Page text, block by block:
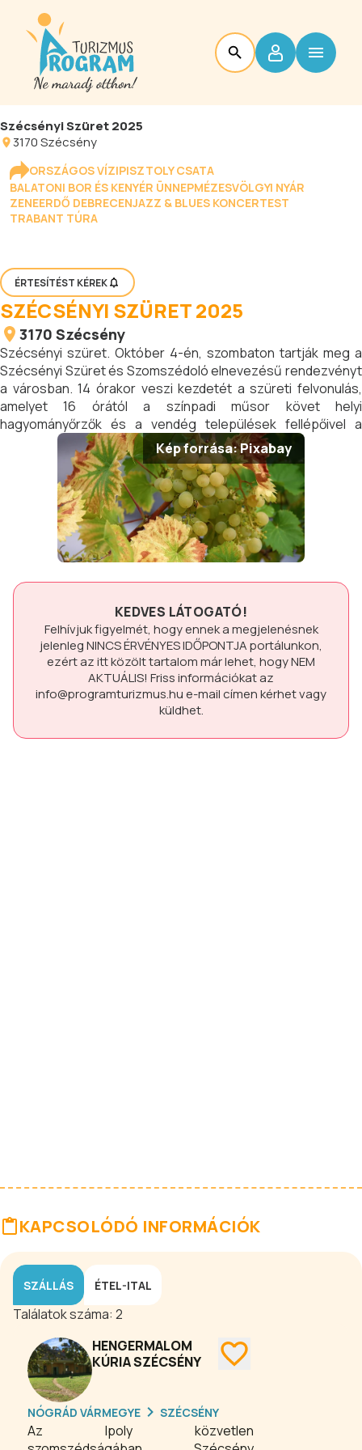
Szécsényi Szüret 2025
3170Szécsény
ORSZÁGOS VÍZIPISZTOLY CSATA
BALATONI BOR ÉS KENYÉR ÜNNEPMÉZESVÖLGYI NYÁR
ZENEERDŐ DEBRECENJAZZ & BLUES KONCERTEST
TRABANT TÚRA
ÉRTESÍTÉST KÉREK
SZÉCSÉNYI SZÜRET 2025
3170 Szécsény
Szécsényi szüret. Október 4-én, szombaton tartják meg a
Szécsényi Szüret és Szomszédoló elnevezésű rendezvényt
a városban. 14 órakor veszi kezdetét a szüreti felvonulás,
amelyet 16 órától a színpadi műsor követ helyi
hagyományőrzők és a vendég települések fellépőivel a
Sétálóutcában. Ezután 18.30-tól Edgar ad koncertet.
Napközben pedig az alábbi kísérőprogramok várják majd az
érdeklődőket: gyermekjátékok, kézműves vásár, borkóstoló,
és autóstalálkozó. A rendezvényt batyus bállal zárják a
művelődési központban, a jó hangulatról Holecz Attila
gondoskodik majd.
Kép forrása: Pixabay
KEDVES LÁTOGATÓ!
Felhívjuk figyelmét, hogy ennek a megjelenésnek
jelenlegNINCS ÉRVÉNYES IDŐPONTJAportálunkon,
ezért az itt közölt tartalom már lehet, hogyNEM
AKTUÁLIS! Friss információkat az
info@programturizmus.hue-mail címen kérhet vagy
küldhet.
KAPCSOLÓDÓ INFORMÁCIÓK
SZÁLLÁS ÉTEL-ITAL
Találatok száma: 2
HENGERMALOM
KÚRIA SZÉCSÉNY
NÓGRÁD VÁRMEGYE SZÉCSÉNY
Az Ipoly közvetlen